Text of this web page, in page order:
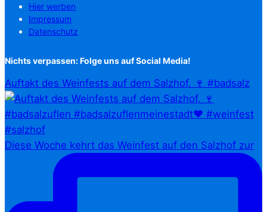
Hier werben
Impressum
Datenschutz
Nichts verpassen: Folge uns auf Social Media!
Auftakt des Weinfests auf dem Salzhof. 🍷 #badsalz
Diese Woche kehrt das Weinfest auf den Salzhof zur